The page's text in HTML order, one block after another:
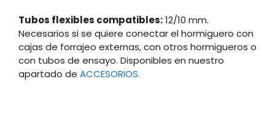
Tubos flexibles compatibles:12/10 mm.
Necesarios si se quiere conectar el hormiguero con
cajas de forrajeo externas, con otros hormigueros o
con tubos de ensayo. Disponibles en nuestro
apartado de ACCESORIOS.